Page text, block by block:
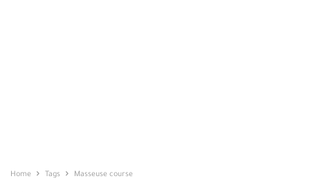
Home Tags Masseuse course